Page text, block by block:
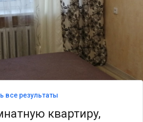
все результаты
квартиру,